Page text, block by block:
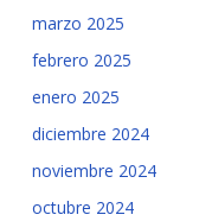
marzo 2025
febrero 2025
enero 2025
diciembre 2024
noviembre 2024
octubre 2024